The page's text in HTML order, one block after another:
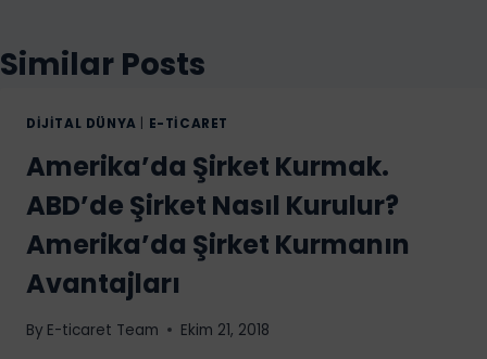
Similar Posts
DIJITAL DÜNYA E-TICARET
Amerika’da Şirket Kurmak.
ABD’de Şirket Nasıl Kurulur?
Amerika’da Şirket Kurmanın
Avantajları
By E-ticaret Team Ekim 21, 2018